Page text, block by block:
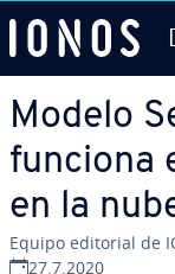
Modelo
funciona
en la
Equipo editorial de
27.7.2020